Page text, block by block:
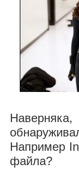
Например
файла?